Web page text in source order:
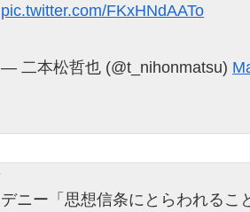
pic.twitter.com/FKxHNdAATo
— 二本松哲也 (@t_nihonmatsu)
デニー「思想信条にとらわれるこ